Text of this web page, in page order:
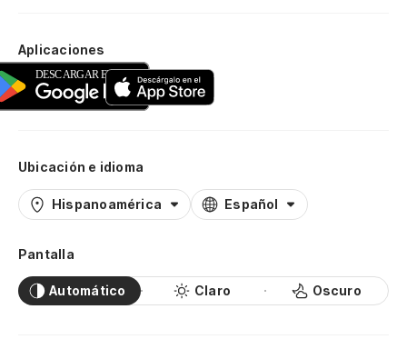
Aplicaciones
Ubicación e idioma
Hispanoamérica Español
Pantalla
Automático Claro Oscuro